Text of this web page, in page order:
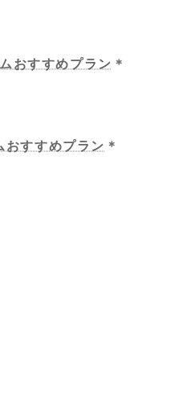
おすすめプラン ＊
おすすめプラン ＊